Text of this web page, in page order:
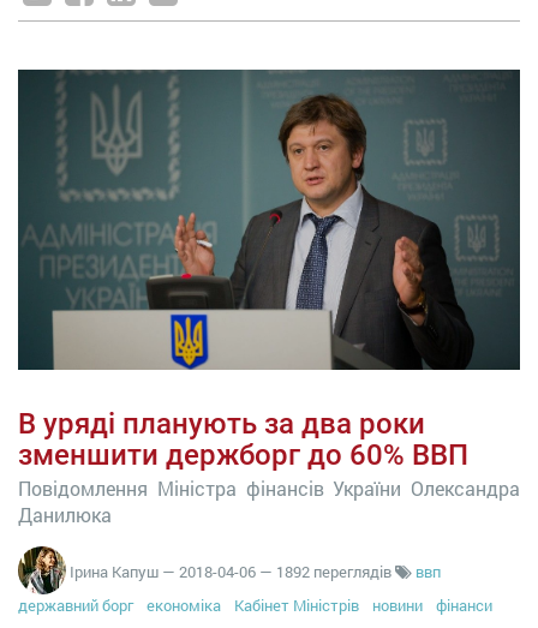
В уряді планують за два роки
зменшити держборг до 60% ВВП
Повідомлення Міністра фінансів України Олександра
Данилюка
Ірина Капуш — 2018-04-06 — 1892 переглядів
ввп
державний борг
економіка Кабінет Міністрів новини фінанси